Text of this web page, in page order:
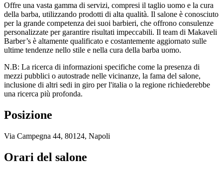
Offre una vasta gamma di servizi, compresi il taglio uomo e la cura
della barba, utilizzando prodotti di alta qualità. Il salone è conosciuto
per la grande competenza dei suoi barbieri, che offrono consulenze
personalizzate per garantire risultati impeccabili. Il team di Makaveli
Barber’s è altamente qualificato e costantemente aggiornato sulle
ultime tendenze nello stile e nella cura della barba uomo.
N.B: La ricerca di informazioni specifiche come la presenza di
mezzi pubblici o autostrade nelle vicinanze, la fama del salone,
inclusione di altri sedi in giro per l'italia o la regione richiederebbe
una ricerca più profonda.
Posizione
Via Campegna 44, 80124, Napoli
Orari del salone